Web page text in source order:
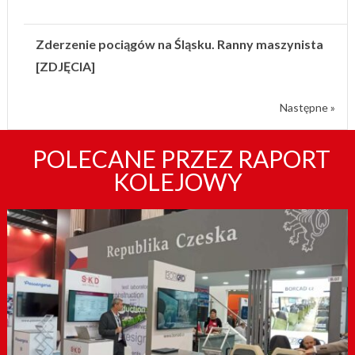
Zderzenie pociągów na Śląsku. Ranny maszynista
[ZDJĘCIA]
Następne »
POLECANE PRZEZ RAPORT
KOLEJOWY